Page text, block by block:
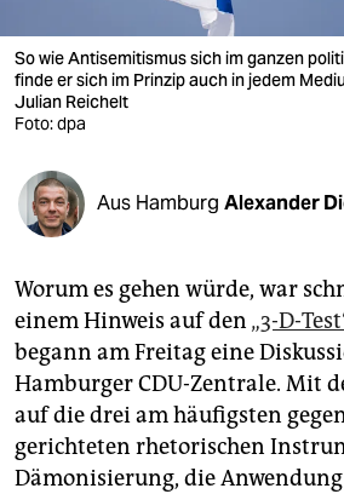
verlag
verlag
veranstaltungen
shop
fragen & hilfe
unterstützen
abo
genossenschaft
epaper login
So wie Antisemitismus sich im ganzen
finde er sich im Prinzip auch in jedem
Julian Reichelt
Foto: dpa
Aus Hamburg Alexander
Worum es gehen würde, war
einem Hinweis auf den „3-D-
begann am Freitag eine
Hamburger CDU-Zentrale. Mit
auf die drei am häufigsten
gerichteten rhetorischen
Dämonisierung, die